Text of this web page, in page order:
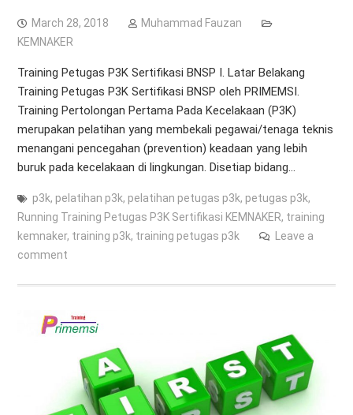
March 28, 2018
Muhammad Fauzan
KEMNAKER
Training Petugas P3K Sertifikasi BNSP I. Latar Belakang
Training Petugas P3K Sertifikasi BNSP oleh PRIMEMSI.
Training Pertolongan Pertama Pada Kecelakaan (P3K)
merupakan pelatihan yang membekali pegawai/tenaga teknis
menangani pencegahan (prevention) keadaan yang lebih
buruk pada kecelakaan di lingkungan. Disetiap bidang…
p3k, pelatihan p3k, pelatihan petugas p3k, petugas p3k,
Running Training Petugas P3K Sertifikasi KEMNAKER, training
kemnaker, training p3k, training petugas p3k
Leave a
comment